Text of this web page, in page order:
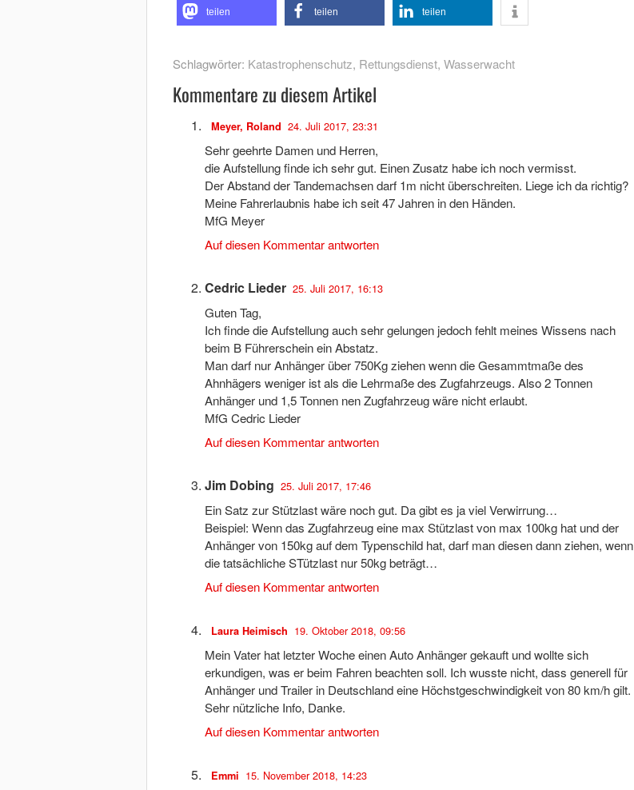
teilen teilen teilen
Schlagwörter: Katastrophenschutz, Rettungsdienst, Wasserwacht
Kommentare zu diesem Artikel
Meyer, Roland 24. Juli 2017, 23:31
Sehr geehrte Damen und Herren,
die Aufstellung finde ich sehr gut. Einen Zusatz habe ich noch vermisst.
Der Abstand der Tandemachsen darf 1m nicht überschreiten. Liege ich da richtig?
Meine Fahrerlaubnis habe ich seit 47 Jahren in den Händen.
MfG Meyer
Auf diesen Kommentar antworten
Cedric Lieder 25. Juli 2017, 16:13
Guten Tag,
Ich finde die Aufstellung auch sehr gelungen jedoch fehlt meines Wissens nach
beim B Führerschein ein Abstatz.
Man darf nur Anhänger über 750Kg ziehen wenn die Gesammtmaße des
Ahnhägers weniger ist als die Lehrmaße des Zugfahrzeugs. Also 2 Tonnen
Anhänger und 1,5 Tonnen nen Zugfahrzeug wäre nicht erlaubt.
MfG Cedric Lieder
Auf diesen Kommentar antworten
Jim Dobing 25. Juli 2017, 17:46
Ein Satz zur Stützlast wäre noch gut. Da gibt es ja viel Verwirrung…
Beispiel: Wenn das Zugfahrzeug eine max Stützlast von max 100kg hat und der
Anhänger von 150kg auf dem Typenschild hat, darf man diesen dann ziehen, wenn
die tatsächliche STützlast nur 50kg beträgt…
Auf diesen Kommentar antworten
Laura Heimisch 19. Oktober 2018, 09:56
Mein Vater hat letzter Woche einen Auto Anhänger gekauft und wollte sich
erkundigen, was er beim Fahren beachten soll. Ich wusste nicht, dass generell für
Anhänger und Trailer in Deutschland eine Höchstgeschwindigkeit von 80 km/h gilt.
Sehr nützliche Info, Danke.
Auf diesen Kommentar antworten
Emmi 15. November 2018, 14:23